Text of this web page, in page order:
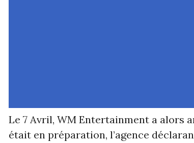
Le 7 Avril, WM Entertainment a alors
était en préparation, l’agence